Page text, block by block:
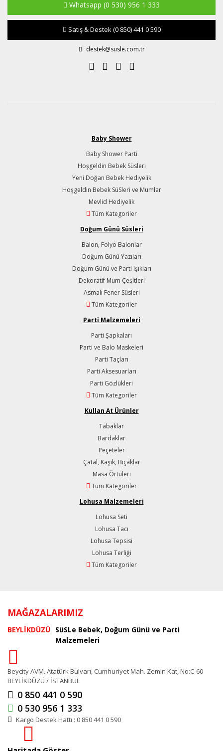
Whatsapp (0 530) 956 1 333
Satış & Destek(0 850) 441 0 590
destek@susle.com.tr
Baby Shower
Baby Shower Parti
Hoşgeldin Bebek Süsleri
Yeni Doğan Bebek Hediyelik
Hoşgeldin Bebek SüSleri ve Mumlar
Mevlid Hediyelik
Tüm Kategoriler
Doğum Günü Süsleri
Balon, Folyo Balonlar
Doğum Günü Yazıları
Doğum Günü ve Parti Işıkları
Dekoratif Mum Çeşitleri
Asmalı Fener Süsleri
Tüm Kategoriler
Parti Malzemeleri
Parti Şapkaları
Parti ve Balo Maskeleri
Parti Taçları
Parti Aksesuarları
Parti Gözlükleri
Tüm Kategoriler
Kullan At Ürünler
Tabaklar
Bardaklar
Peçeteler
Çatal, Kaşık, Bıçaklar
Masa Örtüleri
Tüm Kategoriler
Lohusa Malzemeleri
Lohusa Seti
Lohusa Tacı
Lohusa Tepsisi
Lohusa Terliği
Tüm Kategoriler
MAĞAZALARIMIZ
BEYLİKDÜZÜ SüSLe Bebek, Doğum Günü ve Parti
Malzemeleri
Beycity AVM. Atatürk Bulvarı, Cumhuriyet Mah. Zemin Kat, No:C-60
BEYLİKDÜZÜ / İSTANBUL
0 850 441 0 590
0 530 956 1 333
Kargo Destek Hattı : 0 850 441 0 590